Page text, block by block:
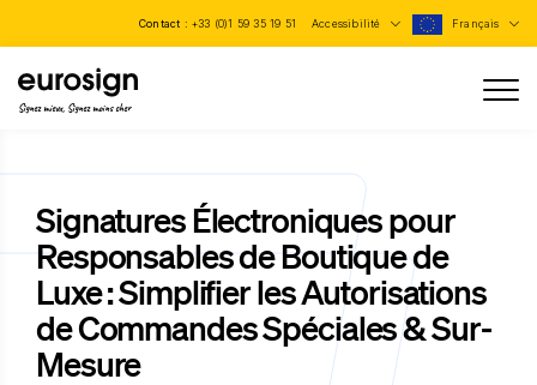
Contact : +33 (0)1 59 35 19 51 Accessibilité Français
Signez mieux, Signez moins cher
Signatures Électroniques pour
Responsables de Boutique de
Luxe : Simplifier les Autorisations
de Commandes Spéciales & Sur-
Mesure